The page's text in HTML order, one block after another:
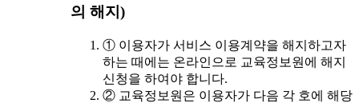
의 해지)
① 이용자가 서비스 이용계약을 해지하고자
하는 때에는 온라인으로 교육정보원에 해지
신청을 하여야 합니다.
② 교육정보원은 이용자가 다음 각 호에 해당